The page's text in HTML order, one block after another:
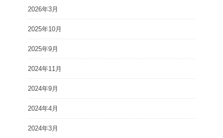
2026年3月
2025年10月
2025年9月
2024年11月
2024年9月
2024年4月
2024年3月